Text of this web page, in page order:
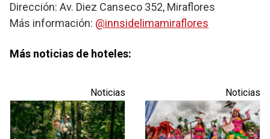
Dirección: Av. Diez Canseco 352, Miraflores
Más información: @innsidelimamiraflores
Más noticias de hoteles:
Noticias Noticias